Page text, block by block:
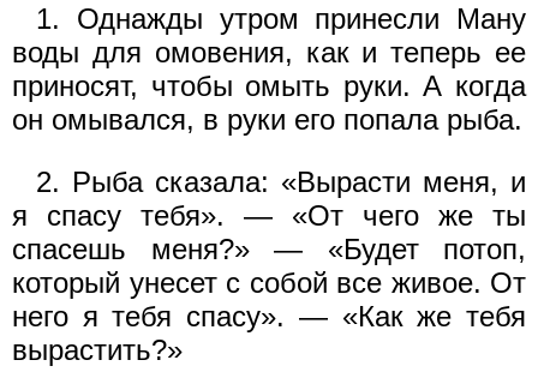
1. Однажды утром принесли Ману
воды для омовения, как и теперь ее
приносят, чтобы омыть руки. А когда
он омывался, в руки его попала рыба.
2. Рыба сказала: «Вырасти меня, и
я спасу тебя». — «От чего же ты
спасешь меня?» — «Будет потоп,
который унесет с собой все живое. От
него я тебя спасу». — «Как же тебя
вырастить?»